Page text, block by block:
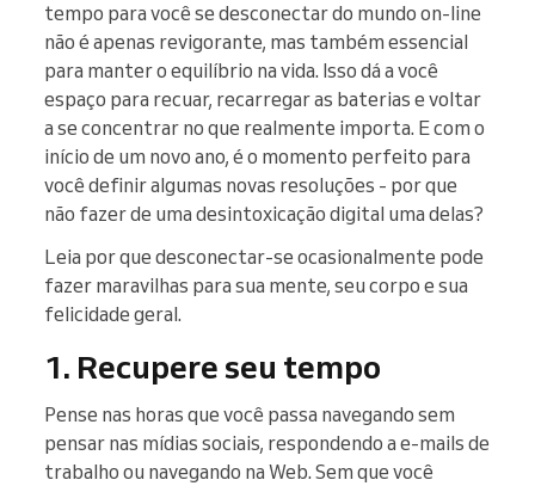
tempo para você se desconectar do mundo on-line
não é apenas revigorante, mas também essencial
para manter o equilíbrio na vida. Isso dá a você
espaço para recuar, recarregar as baterias e voltar
a se concentrar no que realmente importa. E com o
início de um novo ano, é o momento perfeito para
você definir algumas novas resoluções - por que
não fazer de uma desintoxicação digital uma delas?
Leia por que desconectar-se ocasionalmente pode
fazer maravilhas para sua mente, seu corpo e sua
felicidade geral.
1. Recupere seu tempo
Pense nas horas que você passa navegando sem
pensar nas mídias sociais, respondendo a e-mails de
trabalho ou navegando na Web. Sem que você